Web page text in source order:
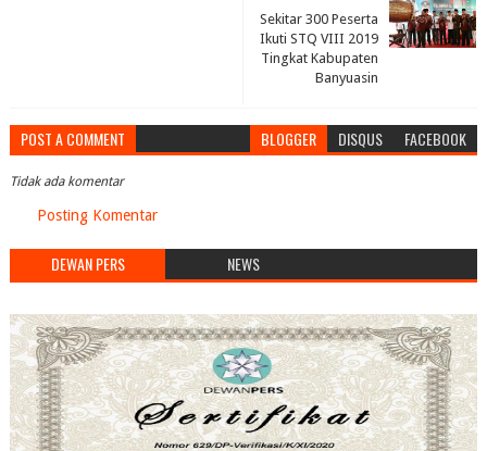
Sekitar 300 Peserta
Ikuti STQ VIII 2019
Tingkat Kabupaten
Banyuasin
POST A COMMENT BLOGGER DISQUS FACEBOOK
Tidak ada komentar
Posting Komentar
DEWAN PERS NEWS